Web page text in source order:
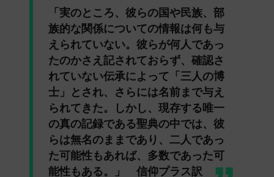
「実のところ、彼らの国や民族、部
族的な関係についての情報は何も与
えられていない。彼らが何人であっ
たのかさえ記されておらず、確認さ
れていない伝承によって「三人の博
士」とされ、さらには名前まで与え
られてきた。しかし、現存する唯一
の真の記録である聖典の中では、彼
らは無名のままであり、二人であっ
た可能性もあれば、多数であった可
能性もある。」 信仰プラス訳